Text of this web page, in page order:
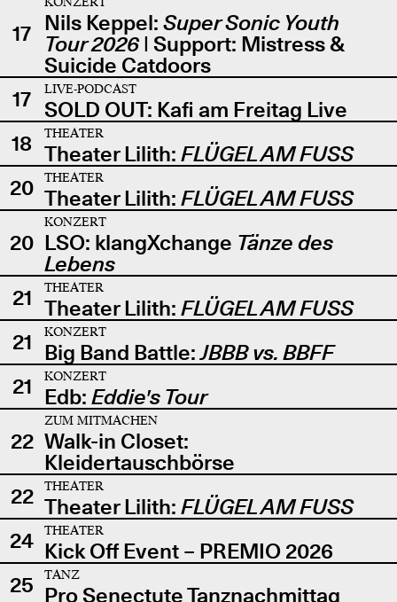
17 Nils Keppel: Super Sonic Youth
Tour 2026| Support: Mistress &
Suicide Catdoors
17
LIVE-PODCAST
SOLD OUT: Kafi am Freitag Live
18
THEATER
Theater Lilith: FLÜGEL AM FUSS
20
THEATER
Theater Lilith: FLÜGEL AM FUSS
20
KONZERT
LSO: klangXchange Tänze des
Lebens
21
THEATER
Theater Lilith: FLÜGEL AM FUSS
21
KONZERT
Big Band Battle:JBBB vs. BBFF
21
KONZERT
Edb: Eddie's Tour
22
ZUM MITMACHEN
Walk-in Closet:
Kleidertauschbörse
22
THEATER
Theater Lilith: FLÜGEL AM FUSS
24
THEATER
Kick Off Event – PREMIO 2026
25
TANZ
Pro Senectute Tanznachmittag